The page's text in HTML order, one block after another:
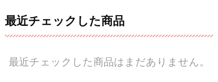
最近チェックした商品
最近チェックした商品はまだありません。